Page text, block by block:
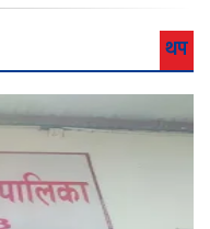
थप